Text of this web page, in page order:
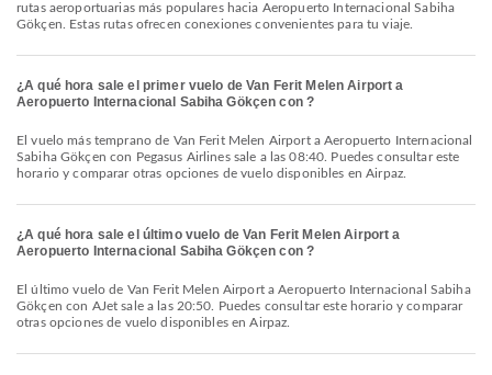
rutas aeroportuarias más populares hacia Aeropuerto Internacional Sabiha
Gökçen. Estas rutas ofrecen conexiones convenientes para tu viaje.
¿A qué hora sale el primer vuelo de Van Ferit Melen Airport a
Aeropuerto Internacional Sabiha Gökçen con ?
El vuelo más temprano de Van Ferit Melen Airport a Aeropuerto Internacional
Sabiha Gökçen con Pegasus Airlines sale a las 08:40. Puedes consultar este
horario y comparar otras opciones de vuelo disponibles en Airpaz.
¿A qué hora sale el último vuelo de Van Ferit Melen Airport a
Aeropuerto Internacional Sabiha Gökçen con ?
El último vuelo de Van Ferit Melen Airport a Aeropuerto Internacional Sabiha
Gökçen con AJet sale a las 20:50. Puedes consultar este horario y comparar
otras opciones de vuelo disponibles en Airpaz.